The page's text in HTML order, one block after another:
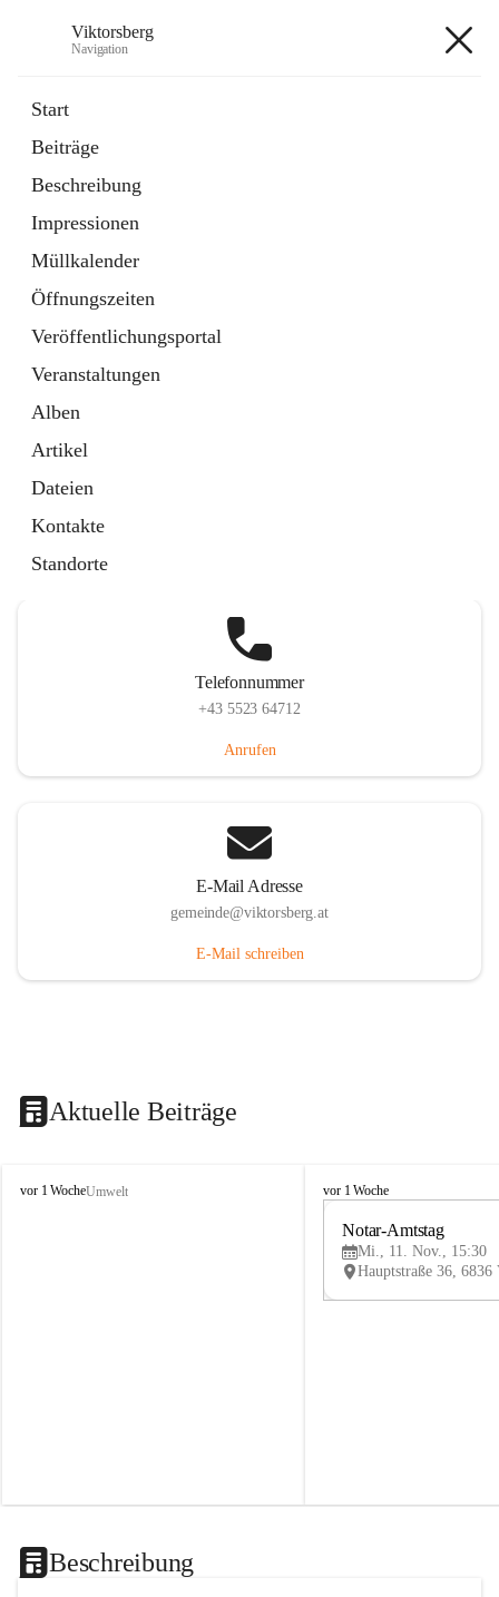
Viktorsberg
Navigation
Start
Beiträge
Beschreibung
Impressionen
Müllkalender
Öffnungszeiten
Veröffentlichungsportal
Veranstaltungen
Alben
Artikel
Dateien
Kontakte
Standorte
1 Schnellzugriff
Bürgerservice
10 Schnellzugriffe
Telefonnummer
+43 5523 64712
Anrufen
E-Mail Adresse
gemeinde@viktorsberg.at
E-Mail schreiben
Aktuelle Beiträge
V
vor 1 WocheUmwelt
V
vor 1 Woche
Notar-Amtstag
Mi., 11. Nov., 15:30
Beschreibung